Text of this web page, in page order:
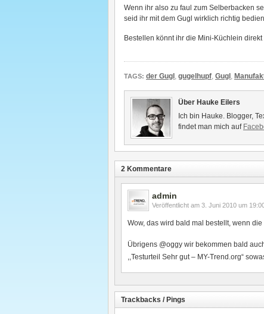
Wenn ihr also zu faul zum Selberbacken
seid ihr mit dem Gugl wirklich richtig
Bestellen könnt ihr die Mini-Küchlein direkt
TAGS: der Gugl , gugelhupf, Gugl ,
Über Hauke Eilers
Ich bin Hauke. Blogger,
findet man mich auf
2 Kommentare
admin
Veröffentlicht am 3. Juni 2010 um
Wow, das wird bald mal bestellt, wenn
Übrigens @oggy wir bekommen bald
,,Testurteil Sehr gut – MY-Trend.org“
Trackbacks / Pings